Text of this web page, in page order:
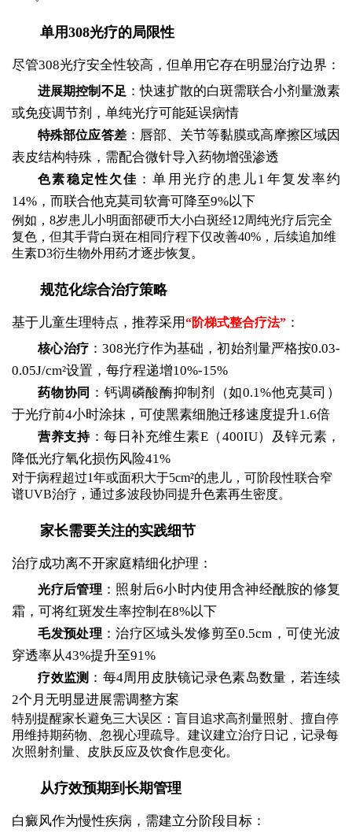
单用308光疗的局限性
尽管308光疗安全性较高，但单用它存在明显治疗边界：
进展期控制不足：快速扩散的白斑需联合小剂量激素
或免疫调节剂，单纯光疗可能延误病情
特殊部位应答差：唇部、关节等黏膜或高摩擦区域因
表皮结构特殊，需配合微针导入药物增强渗透
色素稳定性欠佳 ：单用光疗的患儿1年复发率约
14%，而联合他克莫司软膏可降至9%以下
例如，8岁患儿小明面部硬币大小白斑经12周纯光疗后完全
复色，但其手背白斑在相同疗程下仅改善40%，后续追加维
生素D3衍生物外用药才逐步恢复。
规范化综合治疗策略
基于儿童生理特点，推荐采用“阶梯式整合疗法”：
核心治疗：308光疗作为基础，初始剂量严格按0.03-
0.05J/cm²设置，每疗程递增10%-15%
药物协同
：钙调磷酸酶抑制剂（如0.1%他克莫司）
于光疗前4小时涂抹，可使黑素细胞迁移速度提升1.6倍
营养支持：每日补充维生素E（400IU）及锌元素，
降低光疗氧化损伤风险41%
对于病程超过1年或面积大于5cm²的患儿，可阶段性联合窄
谱UVB治疗，通过多波段协同提升色素再生密度。
家长需要关注的实践细节
治疗成功离不开家庭精细化护理：
光疗后管理 ：照射后6小时内使用含神经酰胺的修复
霜，可将红斑发生率控制在8%以下
毛发预处理 ：治疗区域头发修剪至0.5cm，可使光波
穿透率从43%提升至91%
疗效监测 ：每4周用皮肤镜记录色素岛数量，若连续
2个月无明显进展需调整方案
特别提醒家长避免三大误区：盲目追求高剂量照射、擅自停
用维持期药物、忽视心理疏导。建议建立治疗日记，记录每
次照射剂量、皮肤反应及饮食作息变化。
从疗效预期到长期管理
白癜风作为慢性疾病，需建立分阶段目标：